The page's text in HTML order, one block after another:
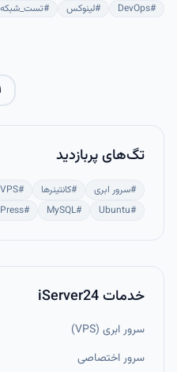
#
DevOps
#لینوکس #تست_شبکه
تگ‌های پربازدید
#سرور ابری #کانتینرها #
VPS
#
Ubuntu
#
MySQL
#
خدمات iServer24
سرور ابری (VPS)
سرور اختصاصی